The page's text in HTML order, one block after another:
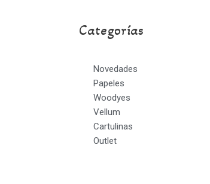
Categorías
Novedades
Papeles
Woodyes
Vellum
Cartulinas
Outlet